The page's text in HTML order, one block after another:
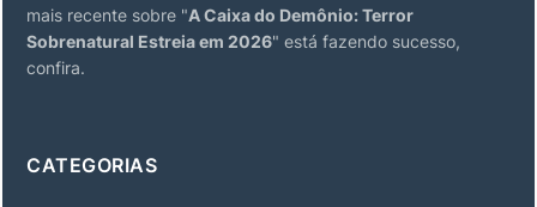
mais recente sobre "A Caixa do Demônio: Terror
Sobrenatural Estreia em 2026" está fazendo sucesso,
confira.
CATEGORIAS